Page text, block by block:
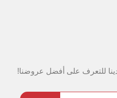
للتعرف على أفضل عروضنا!